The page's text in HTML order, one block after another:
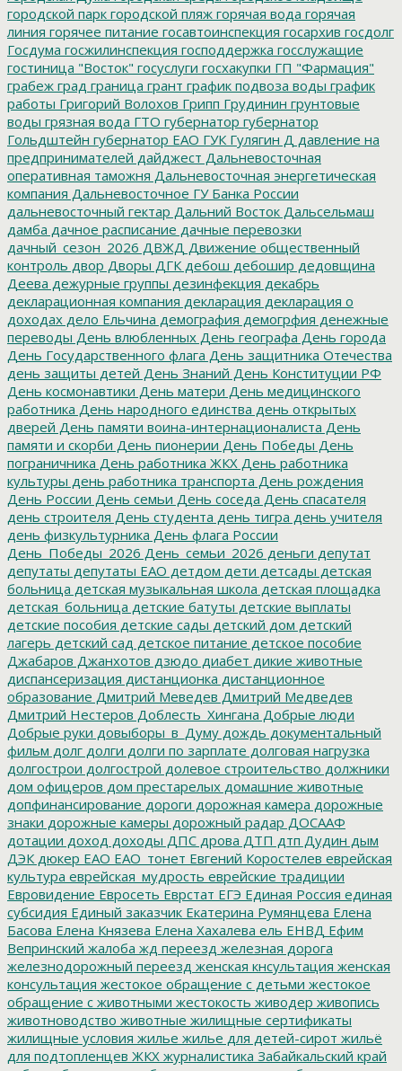
городской парк городской пляж горячая вода горячая
линия горячее питание госавтоинспекция госархив госдолг
Госдума госжилинспекция господдержка госслужащие
гостиница "Восток" госуслуги госхакупки ГП "Фармация"
грабеж град граница грант график подвоза воды график
работы Григорий Волохов Грипп Грудинин грунтовые
воды грязная вода ГТО губернатор губернатор
Гольдштейн губернатор ЕАО ГУК Гулягин Д давление на
предпринимателей дайджест Дальневосточная
оперативная таможня Дальневосточная энергетическая
компания Дальневосточное ГУ Банка России
дальневосточный гектар Дальний Восток Дальсельмаш
дамба дачное расписание дачные перевозки
дачный_сезон_2026 ДВЖД Движение общественный
контроль двор Дворы ДГК дебош дебошир дедовщина
Деева дежурные группы дезинфекция декабрь
декларационная компания декларация декларация о
доходах дело Ельчина демография демогрфия денежные
переводы День влюбленных День географа День города
День Государственного флага День защитника Отечества
день защиты детей День Знаний День Конституции РФ
День космонавтики День матери День медицинского
работника День народного единства день открытых
дверей День памяти воина-интернационалиста День
памяти и скорби День пионерии День Победы День
пограничника День работника ЖКХ День работника
культуры день работника транспорта День рождения
День России День семьи День соседа День спасателя
день строителя День студента день тигра день учителя
день физкультурника День флага России
День_Победы_2026 День_семьи_2026 деньги депутат
депутаты депутаты ЕАО детдом дети детсады детская
больница детская музыкальная школа детская площадка
детская_больница детские батуты детские выплаты
детские пособия детские сады детский дом детский
лагерь детский сад детское питание детское пособие
Джабаров Джанхотов дзюдо диабет дикие животные
диспансеризация дистанционка дистанционное
образование Дмитрий Меведев Дмитрий Медведев
Дмитрий Нестеров Доблесть_Хингана Добрые люди
Добрые руки довыборы_в_Думу дождь документальный
фильм долг долги долги по зарплате долговая нагрузка
долгострои долгострой долевое строительство должники
дом офицеров дом престарелых домашние животные
допфинансирование дороги дорожная камера дорожные
знаки дорожные камеры дорожный радар ДОСААФ
дотации доход доходы ДПС дрова ДТП дтп Дудин дым
ДЭК дюкер ЕАО ЕАО_тонет Евгений Коростелев еврейская
культура еврейская_мудрость еврейские традиции
Евровидение Евросеть Еврстат ЕГЭ Единая Россия единая
субсидия Единый заказчик Екатерина Румянцева Елена
Басова Елена Князева Елена Хахалева ель ЕНВД Ефим
Вепринский жалоба жд переезд железная дорога
железнодорожный переезд женская кнсультация женская
консультация жестокое обращение с детьми жестокое
обращение с животными жестокость живодер живопись
животноводство животные жилищные сертификаты
жилищные условия жилье жилье для детей-сирот жильё
для подтопленцев ЖКХ журналистика Забайкальский край